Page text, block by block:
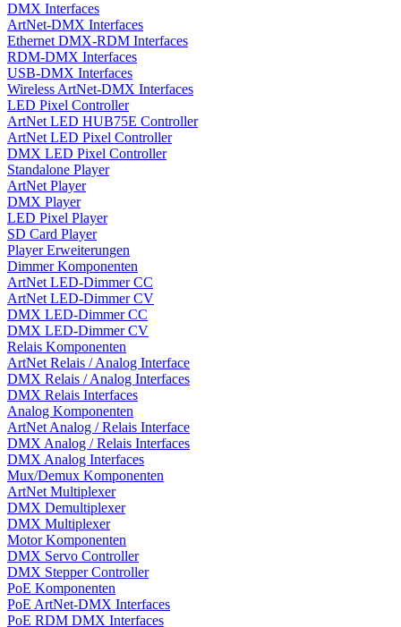
DMX Interfaces
ArtNet-DMX Interfaces
Ethernet DMX-RDM Interfaces
RDM-DMX Interfaces
USB-DMX Interfaces
Wireless ArtNet-DMX Interfaces
LED Pixel Controller
ArtNet LED HUB75E Controller
ArtNet LED Pixel Controller
DMX LED Pixel Controller
Standalone Player
ArtNet Player
DMX Player
LED Pixel Player
SD Card Player
Player Erweiterungen
Dimmer Komponenten
ArtNet LED-Dimmer CC
ArtNet LED-Dimmer CV
DMX LED-Dimmer CC
DMX LED-Dimmer CV
Relais Komponenten
ArtNet Relais / Analog Interface
DMX Relais / Analog Interfaces
DMX Relais Interfaces
Analog Komponenten
ArtNet Analog / Relais Interface
DMX Analog / Relais Interfaces
DMX Analog Interfaces
Mux/Demux Komponenten
ArtNet Multiplexer
DMX Demultiplexer
DMX Multiplexer
Motor Komponenten
DMX Servo Controller
DMX Stepper Controller
PoE Komponenten
PoE ArtNet-DMX Interfaces
PoE RDM DMX Interfaces